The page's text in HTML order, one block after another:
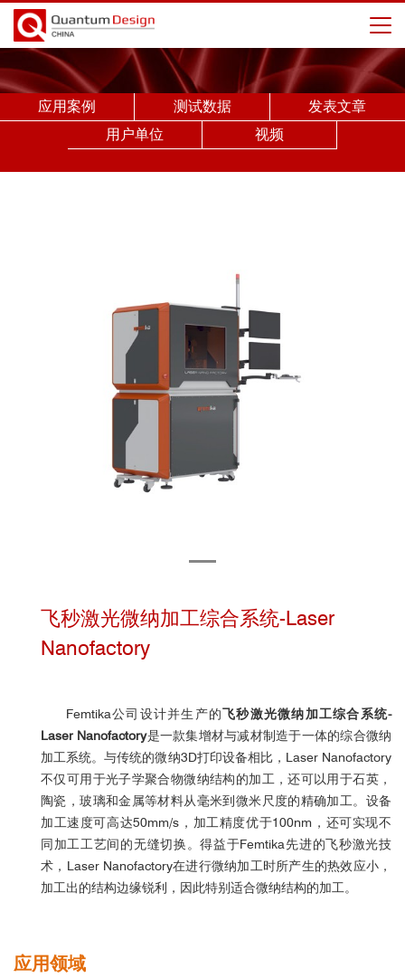
应用案例 测试数据
发表文章
用户单位
视频
飞秒激光微纳加工综合系统-Laser
Nanofactory
Femtika公司设计并生产的飞秒激光微纳加工综合系统-
Laser Nanofactory是一款集增材与减材制造于一体的综合微纳
加工系统。与传统的微纳3D打印设备相比，Laser Nanofactory
不仅可用于光子学聚合物微纳结构的加工，还可以用于石英，
陶瓷，玻璃和金属等材料从毫米到微米尺度的精确加工。设备
加工速度可高达50mm/s，加工精度优于100nm，还可实现不
同加工工艺间的无缝切换。得益于Femtika先进的飞秒激光技
术，Laser Nanofactory在进行微纳加工时所产生的热效应小，
加工出的结构边缘锐利，因此特别适合微纳结构的加工。
应用领域